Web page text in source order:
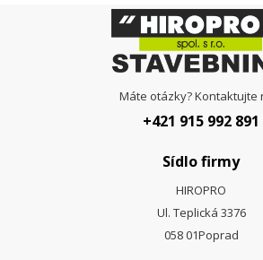
Máte otázky? Kontaktujte
+421 915 992 891
Sídlo firmy
HIROPRO
Ul. Teplická 3376
058 01Poprad